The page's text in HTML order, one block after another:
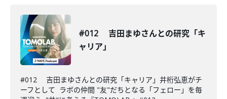
#012 吉田まゆさんとの研究「キ
ャリア」
#012 吉田まゆさんとの研究「キャリア」井桁弘恵がチ
ーフとして ラボの仲間 "友"だちとなる「フェロー」を毎